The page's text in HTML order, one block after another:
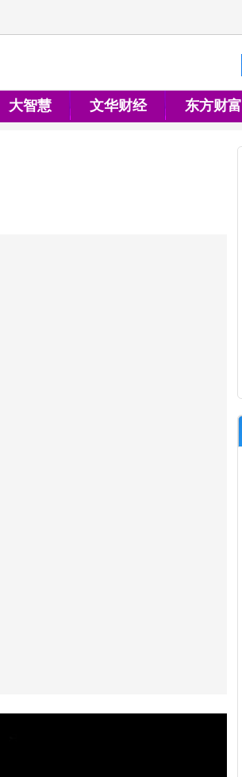
大智慧 文华财经 东方财富